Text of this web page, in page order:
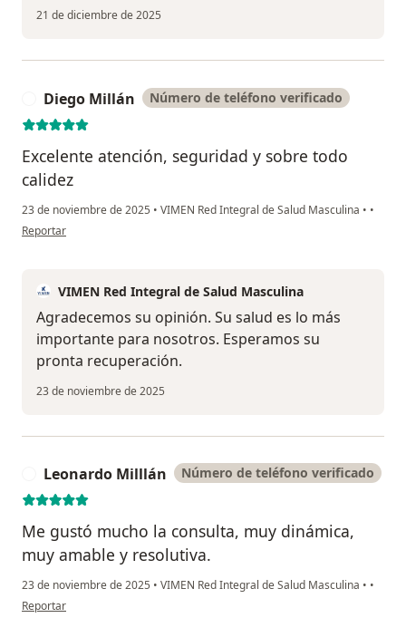
21 de diciembre de 2025
Diego Millán Número de teléfono verificado
Excelente atención, seguridad y sobre todo
calidez
23 de noviembre de 2025 • VIMEN Red Integral de Salud Masculina • •
en opinión del usuario Diego Millán
Reportar
VIMEN Red Integral de Salud Masculina
Agradecemos su opinión. Su salud es lo más
importante para nosotros. Esperamos su
pronta recuperación.
23 de noviembre de 2025
Leonardo Milllán Número de teléfono verificado
Me gustó mucho la consulta, muy dinámica,
muy amable y resolutiva.
23 de noviembre de 2025 • VIMEN Red Integral de Salud Masculina • •
en opinión del usuario Leonardo Milllán
Reportar